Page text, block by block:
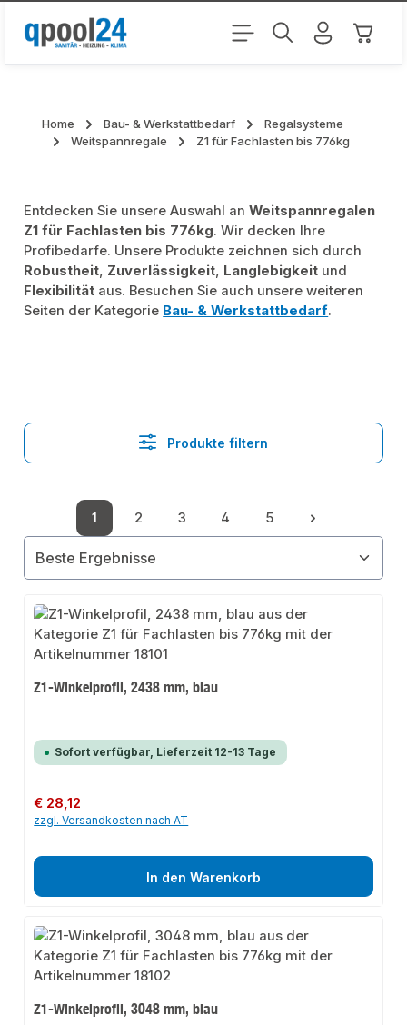
Zum Hauptinhalt springen
Home Bau- & Werkstattbedarf
Regalsysteme
Weitspannregale
Z1 für Fachlasten bis 776kg
Entdecken Sie unsere Auswahl anWeitspannregalen
Z1 für Fachlasten bis 776kg. Wir decken Ihre
Profibedarfe. Unsere Produkte zeichnen sich durch
Robustheit, Zuverlässigkeit, Langlebigkeit und
Flexibilität aus. Besuchen Sie auch unsere weiteren
Seiten der Kategorie Bau- & Werkstattbedarf.
Produkte filtern
Seite
1
Seite
2
Seite
3
Seite
4
Seite
5
Z1-Winkelprofil, 2438 mm, blau
Sofort verfügbar, Lieferzeit 12-13 Tage
Regulärer Preis:
€ 28,12
zzgl. Versandkosten nach AT
In den Warenkorb
Z1-Winkelprofil, 3048 mm, blau